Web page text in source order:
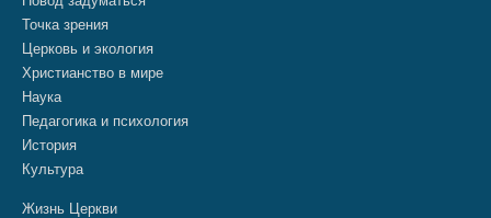
Точка зрения
Церковь и экология
Христианство в мире
Наука
Педагогика и психология
История
Культура
Жизнь Церкви